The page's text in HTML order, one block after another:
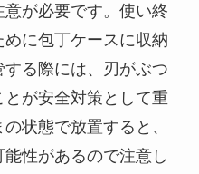
が必要です。使い終
に包丁ケースに収納
る際には、刃がぶつ
が安全対策として重
状態で放置すると、
性があるので注意し